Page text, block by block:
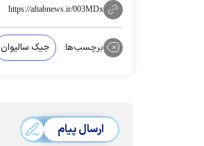
https://aftabnews.ir/003MDx
برچسب‌ها: جیک سالیوان
ارسال پیام